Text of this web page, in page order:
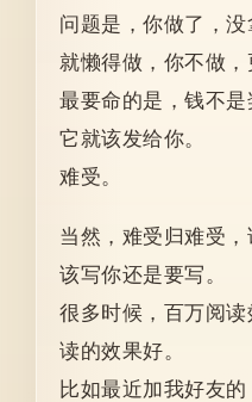
问题是，你做了，
就懒得做，你不做，
最要命的是，钱不是
它就该发给你。
难受。
当然，难受归难受，
该写你还是要写。
很多时候，百万阅
读的效果好。
比如最近加我好友